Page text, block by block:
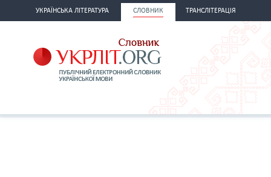
УКРАЇНСЬКА ЛІТЕРАТУРА СЛОВНИК ТРАНСЛІТЕРАЦІЯ